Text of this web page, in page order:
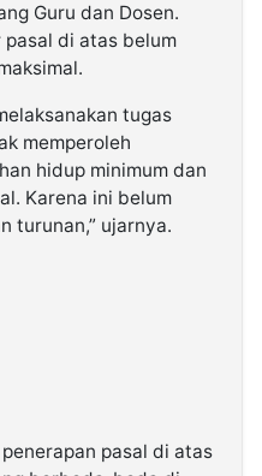
Guru dan Dosen.
pasal di atas belum
tugas
memperoleh
hidup minimum dan
Karena ini belum
turunan,” ujarnya.
pasal di atas